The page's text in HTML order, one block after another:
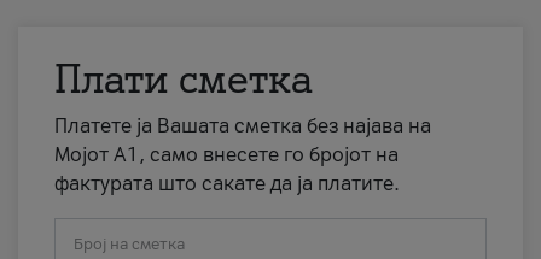
Плати сметка
Платете ја Вашата сметка без најава на
Мојот А1, само внесете го бројот на
фактурата што сакате да ја платите.
Број на сметка